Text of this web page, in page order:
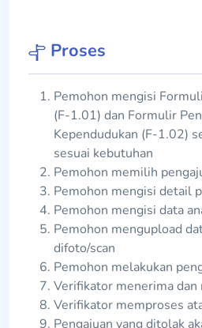
Proses
Pemohon mengisi
(F-1.01) dan Formulir
Kependudukan (F-1.02)
sesuai kebutuhan
Pemohon memilih
Pemohon mengisi detail
Pemohon mengisi data
Pemohon mengupload
difoto/scan
Pemohon melakukan
Verifikator menerima dan
Verifikator memproses
Pengajuan yang ditolak